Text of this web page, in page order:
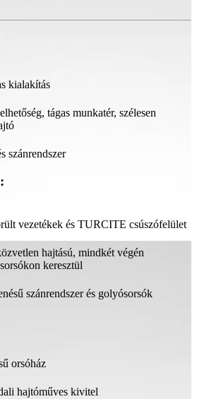
kialakítás
tágas munkatér, szélesen
szánrendszer
vezetékek és TURCITE csúszófelület
hajtású, mindkét végén
keresztül
szánrendszer és golyósorsók
orsóház
hajtóműves kivitel